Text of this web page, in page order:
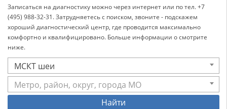
Записаться на диагностику можно через интернет или по тел. +7
(495) 988-32-31. Затрудняетесь с поиском, звоните - подскажем
хороший диагностический центр, где проводится максимально
комфортно и квалифицировано. Больше информации о смотрите
ниже.
МСКТ шеи
Метро, район, округ, города МО
Найти